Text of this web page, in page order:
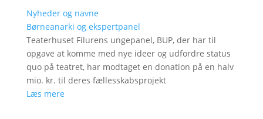
Nyheder og navne
Børneanarki og ekspertpanel
Teaterhuset Filurens ungepanel, BUP, der har til
opgave at komme med nye ideer og udfordre status
quo på teatret, har modtaget en donation på en halv
mio. kr. til deres fællesskabsprojekt
Læs mere